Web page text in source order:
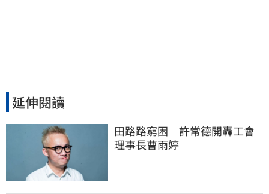
延伸閱讀
田路路窮困　許常德開轟工會
理事長曹雨婷